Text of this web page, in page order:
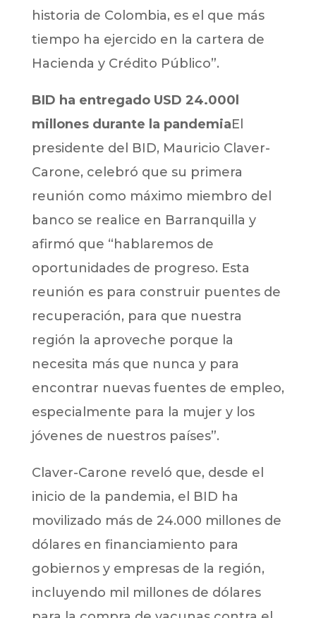
historia de Colombia, es el que más
tiempo ha ejercido en la cartera de
Hacienda y Crédito Público”.
BID ha entregado USD 24.000l
millones durante la pandemiaEl
presidente del BID, Mauricio Claver-
Carone, celebró que su primera
reunión como máximo miembro del
banco se realice en Barranquilla y
afirmó que “hablaremos de
oportunidades de progreso. Esta
reunión es para construir puentes de
recuperación, para que nuestra
región la aproveche porque la
necesita más que nunca y para
encontrar nuevas fuentes de empleo,
especialmente para la mujer y los
jóvenes de nuestros países”.
Claver-Carone reveló que, desde el
inicio de la pandemia, el BID ha
movilizado más de 24.000 millones de
dólares en financiamiento para
gobiernos y empresas de la región,
incluyendo mil millones de dólares